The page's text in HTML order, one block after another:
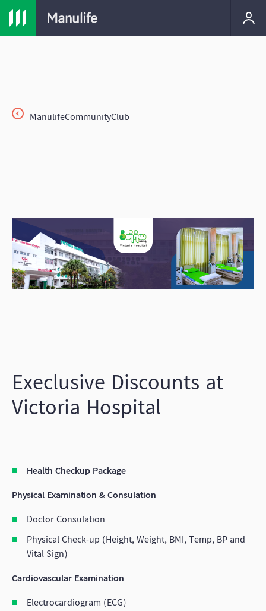
ManulifeCommunityClub
Execlusive Discounts at
Victoria Hospital
Health Checkup Package
Physical Examination & Consulation
Doctor Consulation
Physical Check-up (Height, Weight, BMI, Temp, BP and
Vital Sign)
Cardiovascular Examination
Electrocardiogram (ECG)